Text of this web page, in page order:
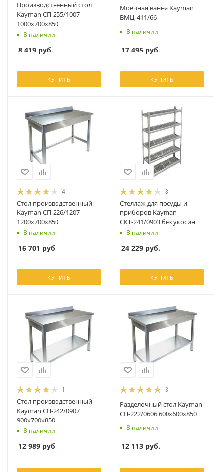
Производственный стол
Kayman СП-255/1007
1000х700х850
В наличии
8 419 руб.
КУПИТЬ
Моечная ванна Kayman
ВМЦ-411/66
В наличии
17 495 руб.
КУПИТЬ
4
Стол производственный
Kayman СП-226/1207
1200х700х850
В наличии
16 701 руб.
КУПИТЬ
8
Стеллаж для посуды и
приборов Kayman
СКТ-241/0903 без укосин
В наличии
24 229 руб.
КУПИТЬ
1
Стол производственный
Kayman СП-242/0907
900х700х850
В наличии
12 989 руб.
3
Разделочный стол Kayman
СП-222/0606 600х600х850
В наличии
12 113 руб.